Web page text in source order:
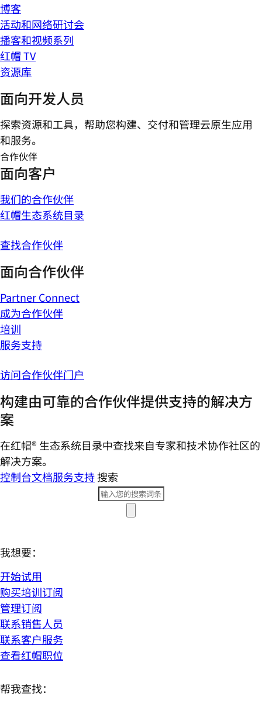
博客
活动和网络研讨会
播客和视频系列
红帽 TV
资源库
面向开发人员
探索资源和工具，帮助您构建、交付和管理云原生应用
和服务。
合作伙伴
面向客户
我们的合作伙伴
红帽生态系统目录
查找合作伙伴
面向合作伙伴
Partner Connect
成为合作伙伴
培训
服务支持
访问合作伙伴门户
构建由可靠的合作伙伴提供支持的解决方
案
在红帽® 生态系统目录中查找来自专家和技术协作社区的
解决方案。
控制台文档服务支持搜索
我想要：
开始试用
购买培训订阅
管理订阅
联系销售人员
联系客户服务
查看红帽职位
帮我查找：